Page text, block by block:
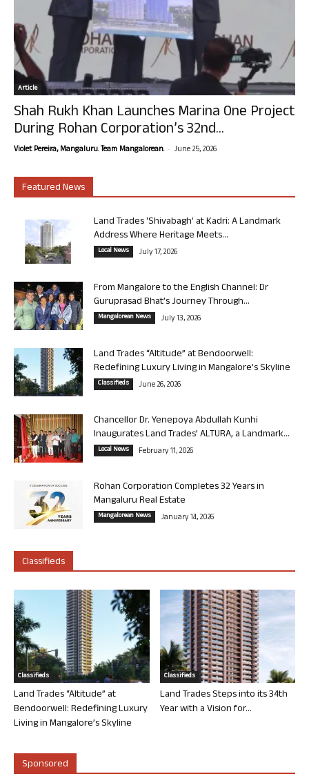
Article
Shah Rukh Khan Launches Marina One Project
During Rohan Corporation’s 32nd...
Violet Pereira, Mangaluru. Team Mangalorean. - June 25, 2026
Featured News
Land Trades ‘Shivabagh’ at Kadri: A Landmark
Address Where Heritage Meets...
Local News July 17, 2026
From Mangalore to the English Channel: Dr
Guruprasad Bhat’s Journey Through...
Mangalorean News July 13, 2026
Land Trades “Altitude” at Bendoorwell:
Redefining Luxury Living in Mangalore’s Skyline
Classifieds June 26, 2026
Chancellor Dr. Yenepoya Abdullah Kunhi
Inaugurates Land Trades’ ALTURA, a Landmark...
Local News February 11, 2026
Rohan Corporation Completes 32 Years in
Mangaluru Real Estate
Mangalorean News January 14, 2026
Classifieds
Classifieds
Land Trades “Altitude” at
Bendoorwell: Redefining Luxury
Living in Mangalore’s Skyline
Classifieds
Land Trades Steps into its 34th
Year with a Vision for...
Sponsored